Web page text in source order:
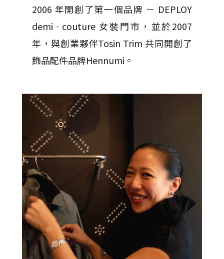
2006 年開創了第一個品牌 － DEPLOY
demi‐couture 女裝門市，並於2007
年，與創業夥伴Tosin Trim 共同開創了
飾品配件品牌Hennumi。